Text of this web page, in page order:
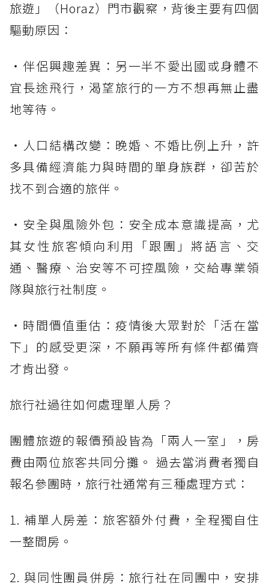
旅遊」（Horaz）門市觀察，背後主要有四個
驅動原因：
・伴侶興趣差異：另一半不愛出國或身體不
宜長途飛行，渴望旅行的一方不想再無止盡
地等待。
・人口結構改變：晚婚、不婚比例上升，許
多具備經濟能力與時間的單身族群，卻苦於
找不到合適的旅伴。
・安全與風險外包：安全成本意識提高，尤
其女性旅客傾向利用「跟團」將語言、交
通、醫療、治安等不可控風險，交給專業領
隊與旅行社制度。
・時間價值重估：疫情後大眾對於「活在當
下」的感受更深，不願再等所有條件都備齊
才肯出發。
旅行社過往如何處理單人房？
團體旅遊的報價預設皆為「兩人一室」，房
費由兩位旅客共同分攤。 過去當消費者獨自
報名參團時，旅行社通常有三種處理方式：
1. 補單人房差：旅客額外付費，全程獨自住
一整間房。
2. 與同性團員併房：旅行社在同團中，安排